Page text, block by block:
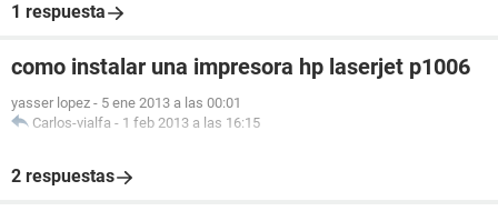
1 respuesta
como instalar una impresora hp laserjet p1006
yasser lopez - 5 ene 2013 a las 00:01
Carlos-vialfa - 1 feb 2013 a las 16:15
2 respuestas